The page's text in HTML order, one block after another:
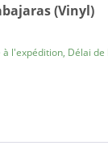
(Vinyl)
l'expédition, Délai